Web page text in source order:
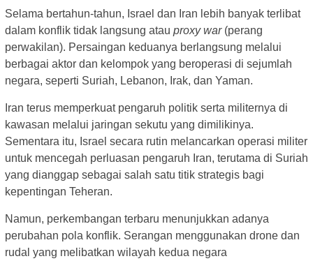
Selama bertahun-tahun, Israel dan Iran lebih banyak terlibat
dalam konflik tidak langsung atau proxy war(perang
perwakilan). Persaingan keduanya berlangsung melalui
berbagai aktor dan kelompok yang beroperasi di sejumlah
negara, seperti Suriah, Lebanon, Irak, dan Yaman.
Iran terus memperkuat pengaruh politik serta militernya di
kawasan melalui jaringan sekutu yang dimilikinya.
Sementara itu, Israel secara rutin melancarkan operasi militer
untuk mencegah perluasan pengaruh Iran, terutama di Suriah
yang dianggap sebagai salah satu titik strategis bagi
kepentingan Teheran.
Namun, perkembangan terbaru menunjukkan adanya
perubahan pola konflik. Serangan menggunakan drone dan
rudal yang melibatkan wilayah kedua negara